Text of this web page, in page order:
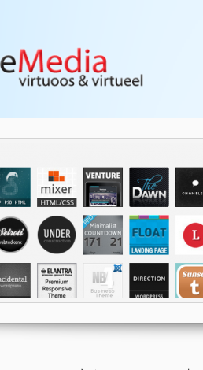
WordpPress Themes |Lees verder